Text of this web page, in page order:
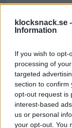
klocksnack.se -
Information
If you wish to
processing of
targeted
section to confirm
opt-out request is
interest-based
us or personal
your opt-out. You
frågeställningar.
Tack för att ni är
Medlemmar